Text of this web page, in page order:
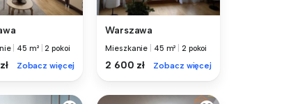
45 m² |2 pokoi
Zobacz więcej
Warszawa
Mieszkanie 45 m² 2 pokoi
2 600 zł Zobacz więcej